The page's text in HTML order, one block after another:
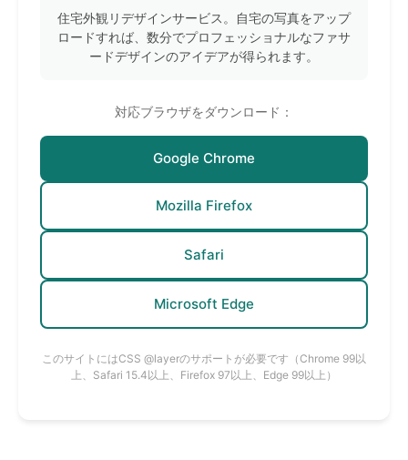
住宅外観リデザインサービス。自宅の写真をアップ
ロードすれば、数分でプロフェッショナルなファサ
ードデザインのアイデアが得られます。
対応ブラウザをダウンロード：
Google Chrome
Mozilla Firefox
Safari
Microsoft Edge
このサイトにはCSS @layerのサポートが必要です（Chrome 99以
上、Safari 15.4以上、Firefox 97以上、Edge 99以上）